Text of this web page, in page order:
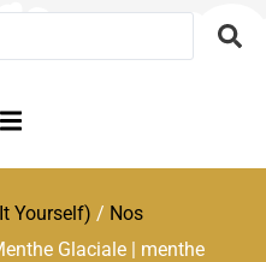
Yourself) / Nos
Glaciale | menthe